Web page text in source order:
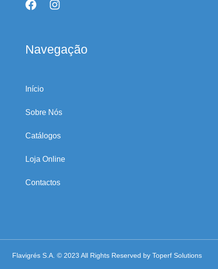
Navegação
Início
Sobre Nós
Catálogos
Loja Online
Contactos
Flavigrés S.A. © 2023 All Rights Reserved by Toperf Solutions